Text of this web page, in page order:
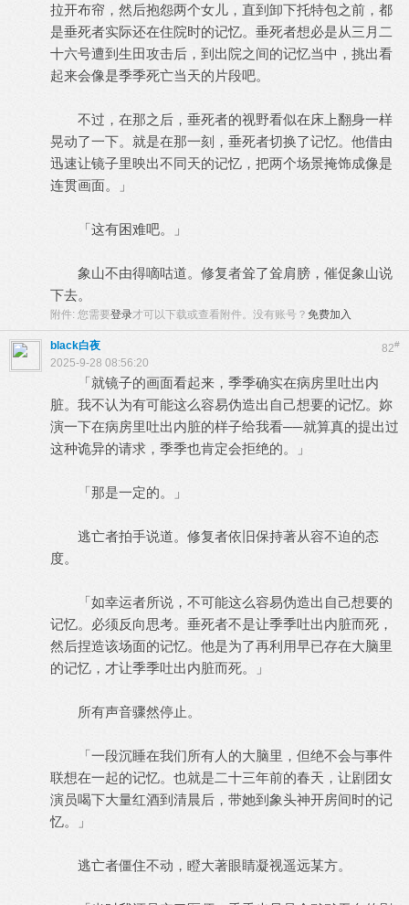
拉开布帘，然后抱怨两个女儿，直到卸下托特包之前，都
是垂死者实际还在住院时的记忆。垂死者想必是从三月二
十六号遭到生田攻击后，到出院之间的记忆当中，挑出看
起来会像是季季死亡当天的片段吧。
不过，在那之后，垂死者的视野看似在床上翻身一样
晃动了一下。就是在那一刻，垂死者切换了记忆。他借由
迅速让镜子里映出不同天的记忆，把两个场景掩饰成像是
连贯画面。」
「这有困难吧。」
象山不由得嘀咕道。修复者耸了耸肩膀，催促象山说
下去。
附件: 您需要登录才可以下载或查看附件。没有账号？ 免费加入
82#
black白夜
2025-9-28 08:56:20
「就镜子的画面看起来，季季确实在病房里吐出内
脏。我不认为有可能这么容易伪造出自己想要的记忆。妳
演一下在病房里吐出内脏的样子给我看──就算真的提出过
这种诡异的请求，季季也肯定会拒绝的。」
「那是一定的。」
逃亡者拍手说道。修复者依旧保持著从容不迫的态
度。
「如幸运者所说，不可能这么容易伪造出自己想要的
记忆。必须反向思考。垂死者不是让季季吐出内脏而死，
然后捏造该场面的记忆。他是为了再利用早已存在大脑里
的记忆，才让季季吐出内脏而死。」
所有声音骤然停止。
「一段沉睡在我们所有人的大脑里，但绝不会与事件
联想在一起的记忆。也就是二十三年前的春天，让剧团女
演员喝下大量红酒到清晨后，带她到象头神开房间时的记
忆。」
逃亡者僵住不动，瞪大著眼睛凝视遥远某方。